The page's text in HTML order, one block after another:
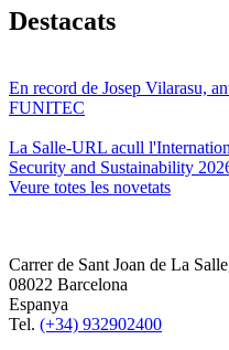
Destacats
En record de Josep Vilarasu,
FUNITEC
La Salle-URL acull
Security and Sustainability
Veure totes les novetats
Carrer de Sant Joan de La
08022 Barcelona
Espanya
Tel. (+34) 932902400